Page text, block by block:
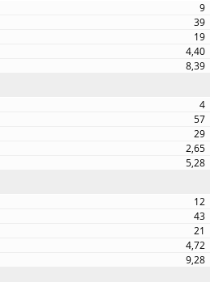
9
39
19
4,40
8,39
4
57
29
2,65
5,28
12
43
21
4,72
9,28